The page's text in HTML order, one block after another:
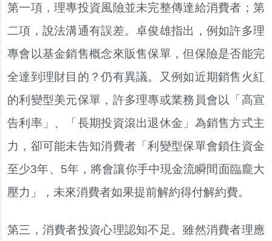
第一項，理專投資風險並未完整傳達給消費者；第
二項，說法溝通有誤差。卓俊雄指出，例如許多理
專會以基金銷售概念來販售保單，但保險是否能完
全達到理財目的？仍有異議。又例如近期銷售火紅
的利變型美元保單，許多理專或業務員會以「高宣
告利率」、「長期投資滾出退休金」為銷售方式主
力，卻可能未告知消費者「利變型保單會鎖住資金
至少3年、5年，將會讓你手中現金流瞬間面臨龐大
壓力」，未來消費者如果提前解約得付解約費。
第三，消費者投資心理認知不足。雖然消費者理應